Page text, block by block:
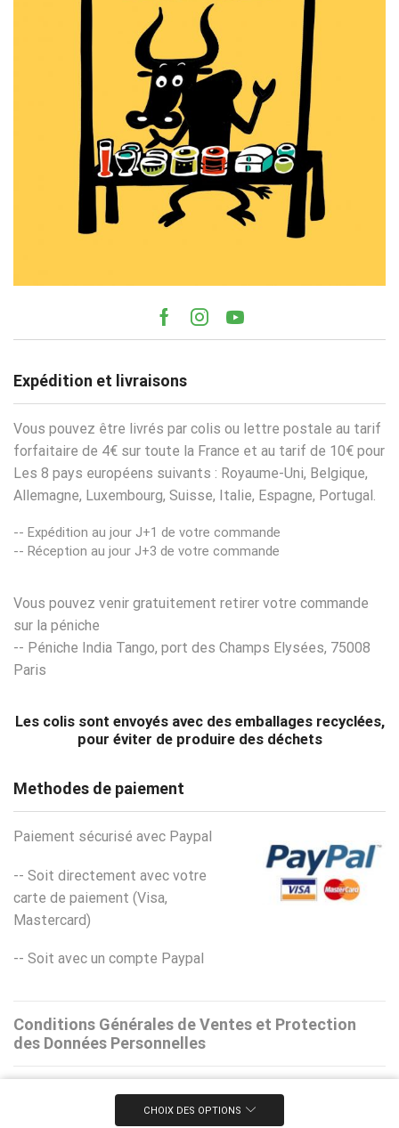
Facebook
Instagram
Youtube
Expédition et livraisons
Vous pouvez être livrés par colis ou lettre postale au tarif
forfaitaire de 4€ sur toute la France et au tarif de 10€ pour
Les 8 pays européens suivants : Royaume-Uni, Belgique,
Allemagne, Luxembourg, Suisse, Italie, Espagne, Portugal.
-- Expédition au jour J+1 de votre commande
-- Réception au jour J+3 de votre commande
Vous pouvez venir gratuitement retirer votre commande
sur la péniche
-- Péniche India Tango, port des Champs Elysées, 75008
Paris
Les colis sont envoyés avec des emballages recyclées,
pour éviter de produire des déchets
Methodes de paiement
Paiement sécurisé avec Paypal
-- Soit directement avec votre
carte de paiement (Visa,
Mastercard)
-- Soit avec un compte Paypal
Conditions Générales de Ventes et Protection
des Données Personnelles
Ⓒ La Boutique du Zebu - 2020
CHOIX DES OPTIONS